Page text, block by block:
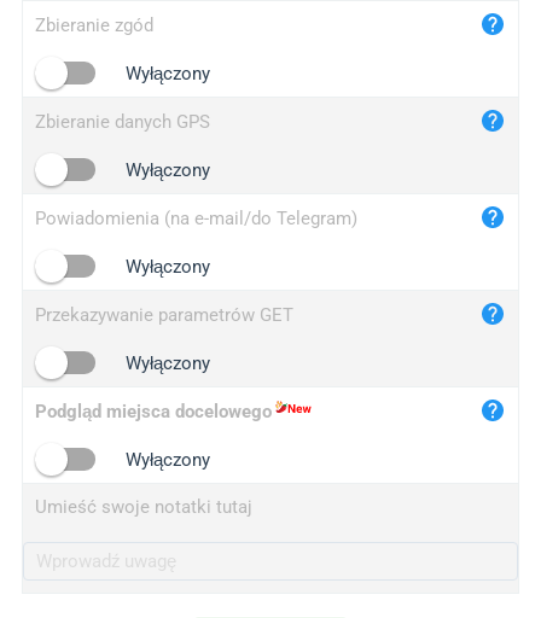
yip.su
iplogger.info
Zbieranie zgód
Wyłączony
Zbieranie danych GPS
Wyłączony
Powiadomienia (na e-mail/do Telegram)
Wyłączony
Przekazywanie parametrów GET
Wyłączony
Podgląd miejsca docelowego
Wyłączony
Umieść swoje notatki tutaj